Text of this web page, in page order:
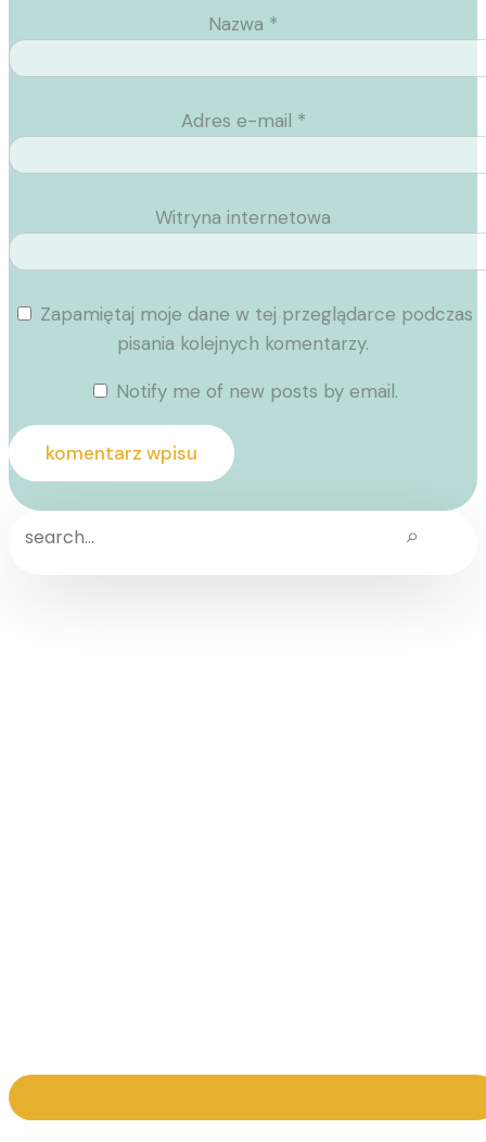
Nazwa *
Adres e-mail *
Witryna internetowa
Zapamiętaj moje dane w tej przeglądarce podczas
pisania kolejnych komentarzy.
Notify me of new posts by email.